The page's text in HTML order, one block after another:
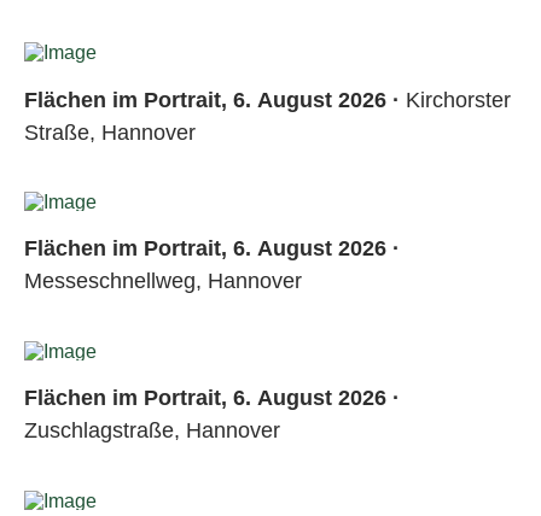
Flächen im Portrait, 6. August 2026 · Kirchorster
Straße, Hannover
Flächen im Portrait, 6. August 2026 ·
Messeschnellweg, Hannover
Flächen im Portrait, 6. August 2026 ·
Zuschlagstraße, Hannover